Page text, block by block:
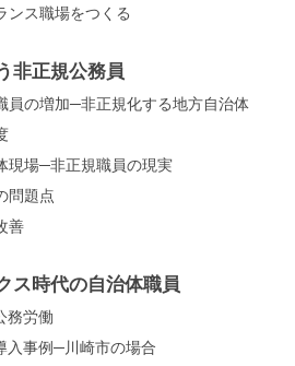
ス職場をつくる
非正規公務員
の増加─非正規化する地方自治体
場─非正規職員の現実
問題点
善
時代の自治体職員
務労働
事例─川崎市の場合